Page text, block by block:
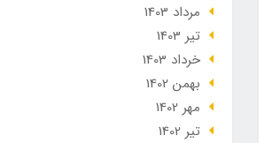
مرداد 1403
تير 1403
خرداد 1403
بهمن 1402
مهر 1402
تير 1402